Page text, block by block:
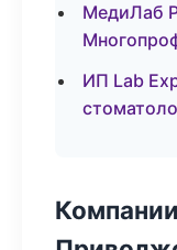
МедиЛаб
ИП Lab